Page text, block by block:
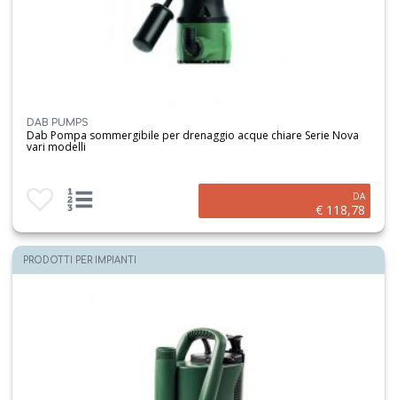
DAB PUMPS
Dab Pompa sommergibile per drenaggio acque chiare Serie Nova
vari modelli
Aggiungi ai preferitiVisualizza opzioni prodotto DA
€ 118,78
PRODOTTI PER IMPIANTI